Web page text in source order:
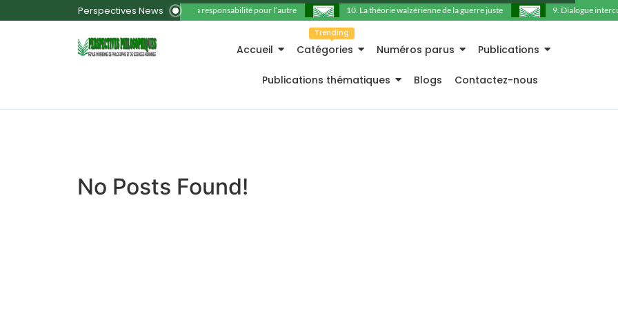
Perspectives News 11. La responsabilité pour l’autre 10. La théorie walzérienne de la guerre juste 9. Dialogue
Accueil Catégories
Trending
Numéros parus Publications
Publications thématiques Blogs Contactez-nous
No Posts Found!